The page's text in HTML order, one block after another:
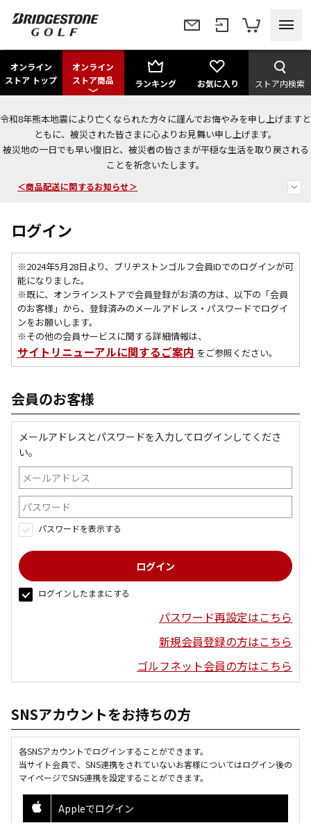
オンライン
ストア トップ
オンライン
ストア商品
ランキング お気に入り ストア内検索
令和8年熊本地震により亡くなられた方々に謹んでお悔やみを申し上げますと
ともに、被災された皆さまに心よりお見舞い申し上げます。
被災地の一日でも早い復旧と、被災者の皆さまが平穏な生活を取り戻される
ことを祈念いたします。
今なら新規会員登録で1,000円OFFクーポンプレゼント！
＜商品配送に関するお知らせ＞
＜夏季休暇中のご注文・発送・お問い合わせ＞
ログイン
※2024年5月28日より、ブリヂストンゴルフ会員IDでのログインが可
能になりました。
※既に、 オンラインストアで会員登録がお済の方は、以下の「会員
のお客様」から、登録済みのメールアドレス・パスワードでログイ
ンをお願いします。
※その他の会員サービスに関する詳細情報は、
サイトリニューアルに関するご案内 をご参照ください。
会員のお客様
メールアドレスとパスワードを入力してログインしてくださ
い。
パスワードを表示する
ログインしたままにする
パスワード再設定はこちら
新規会員登録の方はこちら
ゴルフネット会員の方はこちら
SNSアカウントをお持ちの方
各SNSアカウントでログインすることができます。
当サイト会員で、SNS連携をされていないお客様についてはログイン後の
マイページでSNS連携を設定することができます。
Appleでログイン